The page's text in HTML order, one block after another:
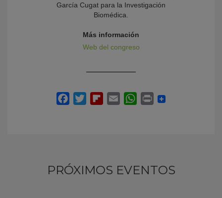
García Cugat para la Investigación
Biomédica.
Más información
Web del congreso
PRÓXIMOS EVENTOS